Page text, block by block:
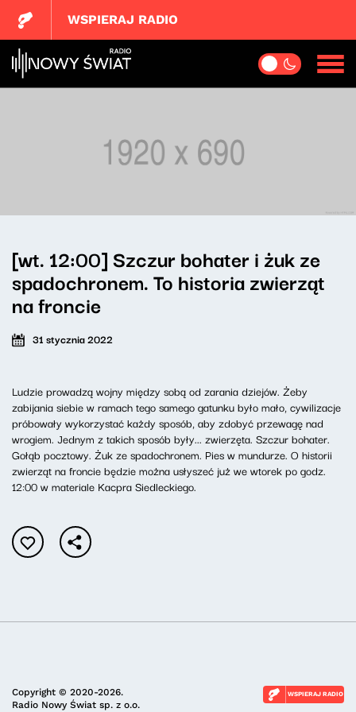
WSPIERAJ RADIO
[wt. 12:00] Szczur bohater i żuk ze
spadochronem. To historia zwierząt
na froncie
31 stycznia 2022
Ludzie prowadzą wojny między sobą od zarania dziejów. Żeby
zabijania siebie w ramach tego samego gatunku było mało, cywilizacje
próbowały wykorzystać każdy sposób, aby zdobyć przewagę nad
wrogiem. Jednym z takich sposób były... zwierzęta. Szczur bohater.
Gołąb pocztowy. Żuk ze spadochronem. Pies w mundurze. O historii
zwierząt na froncie będzie można usłyszeć już we wtorek po godz.
12:00 w materiale Kacpra Siedleckiego.
Copyright © 2020-2026.
Radio Nowy Świat sp. z o.o.
WSPIERAJ RADIO